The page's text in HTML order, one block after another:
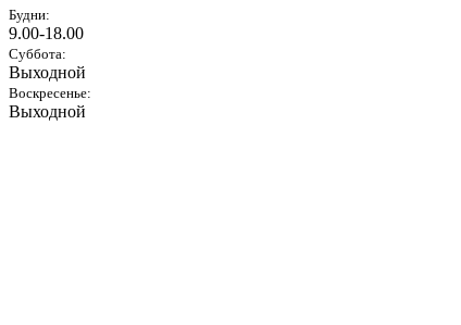
Будни:
9.00-18.00
Суббота:
Выходной
Воскресенье:
Выходной